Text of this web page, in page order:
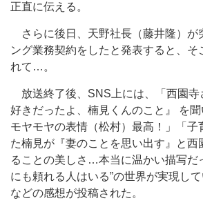
正直に伝える。
さらに後日、天野社長（藤井隆）が
ング業務契約をしたと発表すると、そ
れて…。
放送終了後、SNS上には、「西園寺
好きだったよ、楠見くんのこと』 を
モヤモヤの表情（松村）最高！」「子
た楠見が『妻のことを思い出す』と西
ることの美しさ…本当に温かい描写だ
にも頼れる人はいる”の世界が実現して
などの感想が投稿された。